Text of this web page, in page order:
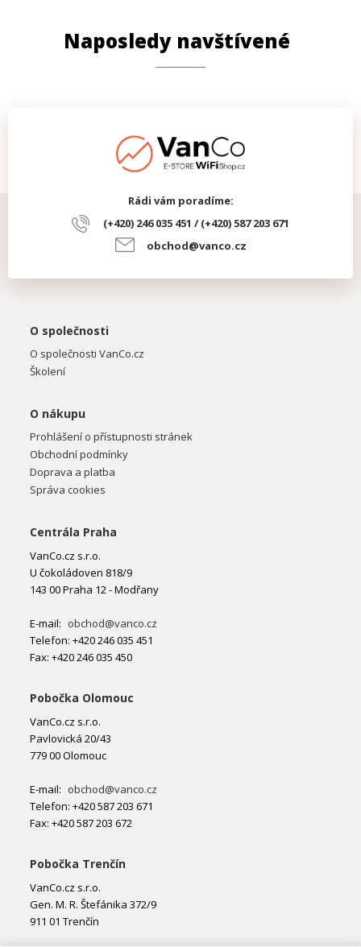
Naposledy navštívené
Rádi vám poradíme:
(+420) 246 035 451 / (+420) 587 203 671
obchod@vanco.cz
O společnosti
O společnosti VanCo.cz
Školení
O nákupu
Prohlášení o přístupnosti stránek
Obchodní podmínky
Doprava a platba
Správa cookies
Centrála Praha
VanCo.cz s.r.o.
U čokoládoven 818/9
143 00 Praha 12 - Modřany
E-mail: obchod@vanco.cz
Telefon: +420 246 035 451
Fax: +420 246 035 450
Pobočka Olomouc
VanCo.cz s.r.o.
Pavlovická 20/43
779 00 Olomouc
E-mail: obchod@vanco.cz
Telefon: +420 587 203 671
Fax: +420 587 203 672
Pobočka Trenčín
VanCo.cz s.r.o.
Gen. M. R. Štefánika 372/9
911 01 Trenčín